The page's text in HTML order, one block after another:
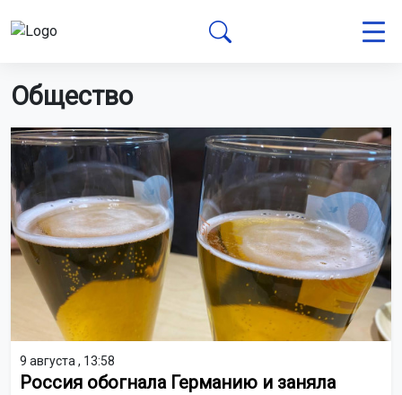
Общество
9 августа , 13:58
Россия обогнала Германию и заняла